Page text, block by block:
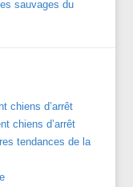
sauvages du
chiens d’arrêt
chiens d’arrêt
tendances de la